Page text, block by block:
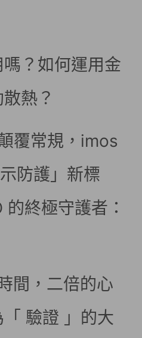
？如何運用金
熱？
覆常規，imos
防護」新標
終極守護者：
間，二倍的心
驗證 」的大